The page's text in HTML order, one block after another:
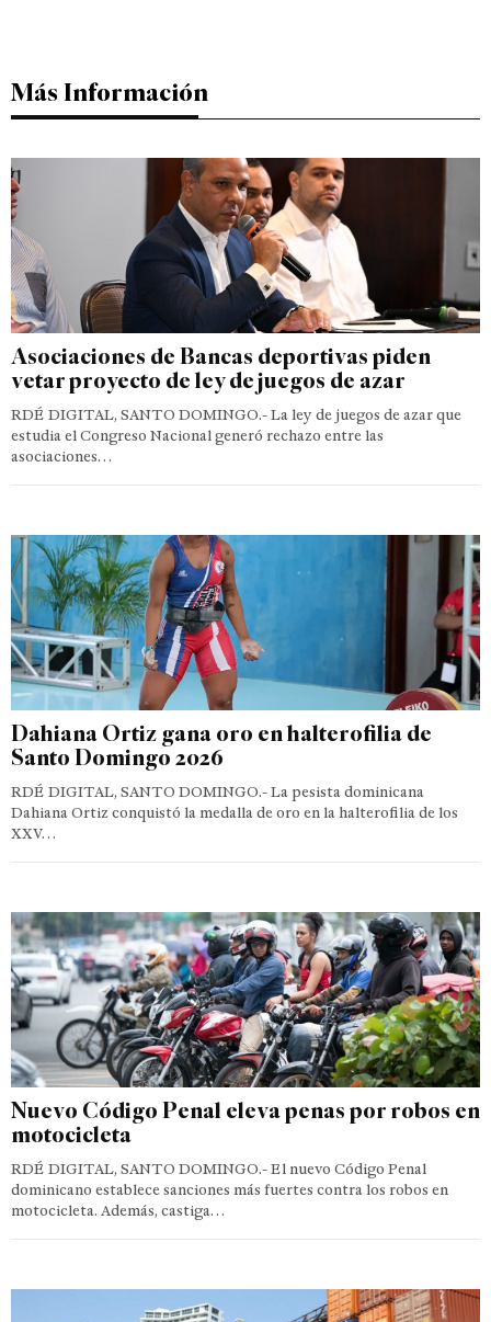
Más Información
Asociaciones de Bancas deportivas piden
vetar proyecto de ley de juegos de azar
RDÉ DIGITAL, SANTO DOMINGO.- La ley de juegos de azar que
estudia el Congreso Nacional generó rechazo entre las
asociaciones…
Dahiana Ortiz gana oro en halterofilia de
Santo Domingo 2026
RDÉ DIGITAL, SANTO DOMINGO.- La pesista dominicana
Dahiana Ortiz conquistó la medalla de oro en la halterofilia de los
XXV…
Nuevo Código Penal eleva penas por robos en
motocicleta
RDÉ DIGITAL, SANTO DOMINGO.- El nuevo Código Penal
dominicano establece sanciones más fuertes contra los robos en
motocicleta. Además, castiga…